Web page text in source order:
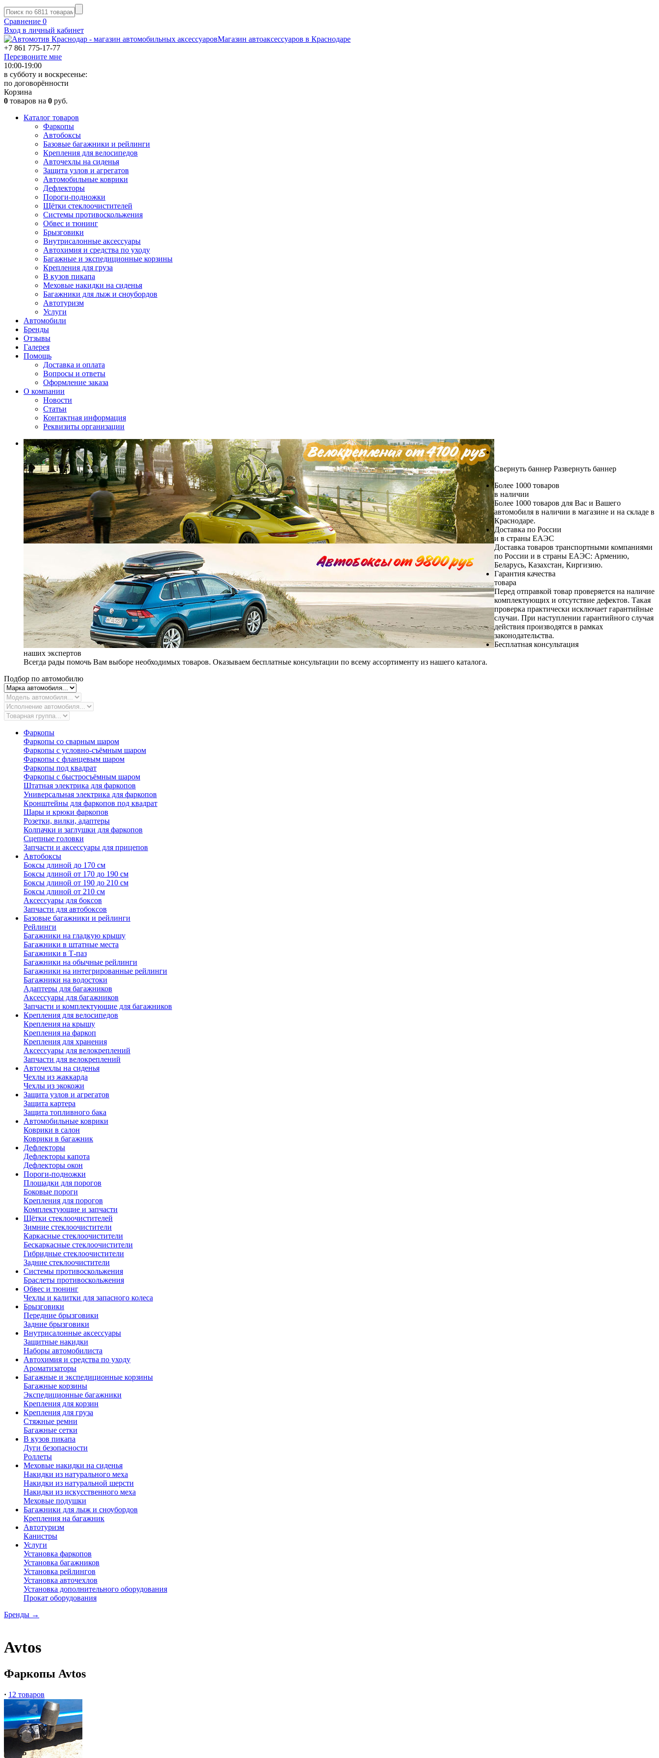
Сравнение 0
Вход в личный кабинет
Магазин автоаксессуаров в Краснодаре
+7 861 775-17-77
Перезвоните мне
10:00-19:00
в субботу и воскресенье:
по договорённости
Корзина
0 товаров на 0 руб.
Каталог товаров
Фаркопы
Автобоксы
Базовые багажники и рейлинги
Крепления для велосипедов
Авточехлы на сиденья
Защита узлов и агрегатов
Автомобильные коврики
Дефлекторы
Пороги-подножки
Щётки стеклоочистителей
Системы противоскольжения
Обвес и тюнинг
Брызговики
Внутрисалонные аксессуары
Автохимия и средства по уходу
Багажные и экспедиционные корзины
Крепления для груза
В кузов пикапа
Меховые накидки на сиденья
Багажники для лыж и сноубордов
Автотуризм
Услуги
Автомобили
Бренды
Отзывы
Галерея
Помощь
Доставка и оплата
Вопросы и ответы
Оформление заказа
О компании
Новости
Статьи
Контактная информация
Реквизиты организации
Свернуть баннер Развернуть баннер
Более 1000 товаров
в наличии
Более 1000 товаров для Вас и Вашего
автомобиля в наличии в магазине и на складе в
Краснодаре.
Доставка по России
и в страны ЕАЭС
Доставка товаров транспортными компаниями
по России и в страны ЕАЭС: Армению,
Беларусь, Казахстан, Киргизию.
Гарантия качества
товара
Перед отправкой товар проверяется на наличие
комплектующих и отсутствие дефектов. Такая
проверка практически исключает гарантийные
случаи. При наступлении гарантийного случая
действия производятся в рамках
законодательства.
Бесплатная консультация
наших экспертов
Всегда рады помочь Вам выборе необходимых товаров. Оказываем бесплатные консультации по всему ассортименту из нашего каталога.
Подбор по автомобилю
Фаркопы
Фаркопы со сварным шаром
Фаркопы с условно-съёмным шаром
Фаркопы с фланцевым шаром
Фаркопы под квадрат
Фаркопы с быстросъёмным шаром
Штатная электрика для фаркопов
Универсальная электрика для фаркопов
Кронштейны для фаркопов под квадрат
Шары и крюки фаркопов
Розетки, вилки, адаптеры
Колпачки и заглушки для фаркопов
Сцепные головки
Запчасти и аксессуары для прицепов
Автобоксы
Боксы длиной до 170 см
Боксы длиной от 170 до 190 см
Боксы длиной от 190 до 210 см
Боксы длиной от 210 см
Аксессуары для боксов
Запчасти для автобоксов
Базовые багажники и рейлинги
Рейлинги
Багажники на гладкую крышу
Багажники в штатные места
Багажники в Т-паз
Багажники на обычные рейлинги
Багажники на интегрированные рейлинги
Багажники на водостоки
Адаптеры для багажников
Аксессуары для багажников
Запчасти и комплектующие для багажников
Крепления для велосипедов
Крепления на крышу
Крепления на фаркоп
Крепления для хранения
Аксессуары для велокреплений
Запчасти для велокреплений
Авточехлы на сиденья
Чехлы из жаккарда
Чехлы из экокожи
Защита узлов и агрегатов
Защита картера
Защита топливного бака
Автомобильные коврики
Коврики в салон
Коврики в багажник
Дефлекторы
Дефлекторы капота
Дефлекторы окон
Пороги-подножки
Площадки для порогов
Боковые пороги
Крепления для порогов
Комплектующие и запчасти
Щётки стеклоочистителей
Зимние стеклоочистители
Каркасные стеклоочистители
Бескаркасные стеклоочистители
Гибридные стеклоочистители
Задние стеклоочистители
Системы противоскольжения
Браслеты противоскольжения
Обвес и тюнинг
Чехлы и калитки для запасного колеса
Брызговики
Передние брызговики
Задние брызговики
Внутрисалонные аксессуары
Защитные накидки
Наборы автомобилиста
Автохимия и средства по уходу
Ароматизаторы
Багажные и экспедиционные корзины
Багажные корзины
Экспедиционные багажники
Крепления для корзин
Крепления для груза
Стяжные ремни
Багажные сетки
В кузов пикапа
Дуги безопасности
Роллеты
Меховые накидки на сиденья
Накидки из натурального меха
Накидки из натуральной шерсти
Накидки из искусственного меха
Меховые подушки
Багажники для лыж и сноубордов
Крепления на багажник
Автотуризм
Канистры
Услуги
Установка фаркопов
Установка багажников
Установка рейлингов
Установка авточехлов
Установка дополнительного оборудования
Прокат оборудования
Бренды →
Avtos
Фаркопы Avtos
· 12 товаров